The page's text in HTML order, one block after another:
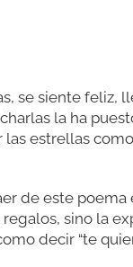
se siente feliz,
la ha
estrellas
de este
sino la
decir “te